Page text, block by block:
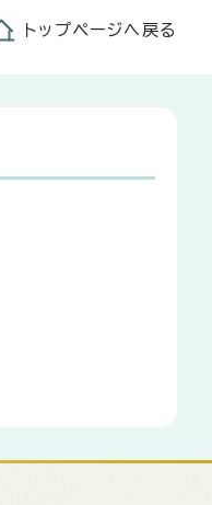
トップページへ戻る